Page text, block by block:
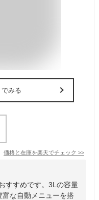
でみる
価格と在庫を楽天でチェック >>
すすめです。3Lの容量
な自動メニューを搭